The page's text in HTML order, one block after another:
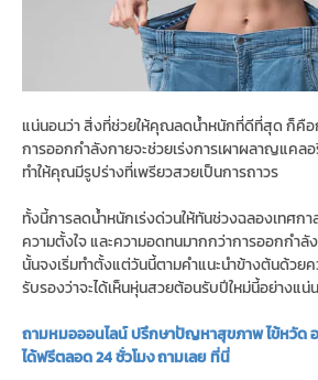
แน่นอนว่า สิ่งที่ช่วยให้คุณลดน้ำหนักที่ดีที่สุด ก็คือ
การออกกำลังกายจะช่วยเร่งการเผาผลาญแคลอ
ทำให้คุณมีรูปร่างที่เพรียวสวยเป็นการถาวร
ทั้งนี้การลดน้ำหนักเร่งด่วนให้ทันช่วงฉลองเทศก
ความตั้งใจ และความอดทนมากกว่าการออกกำ
นั้นจงเริ่มทำตั้งแต่วันนี้ตามคำแนะนำข้างต้นด้วย
รับรองว่าจะได้เห็นหุ่นสวยต้อนรับปีใหม่นี้อย่างแน่
ถามหมอออนไลน์ ปรึกษาปัญหาสุขภาพ ไข้หวัด
ได้ฟรีตลอด 24 ชั่วโมง ถามเลย ที่นี่